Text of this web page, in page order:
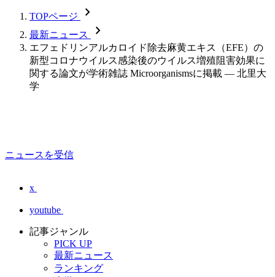
TOPページ chevron_forward
最新ニュース chevron_forward
エフェドリンアルカロイド除去麻黄エキス（EFE）の
新型コロナウイルス感染後のウイルス増殖阻害効果に
関する論文が学術雑誌 Microorganismsに掲載 — 北里大
学
ニュースを受信
x
youtube
記事ジャンル
PICK UP
最新ニュース
ランキング